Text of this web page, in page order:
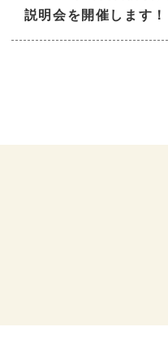
説明会を開催します！